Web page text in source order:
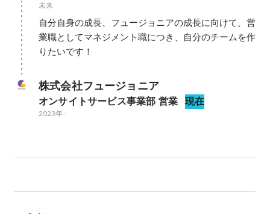
未来
自分自身の成長、フュージョニアの成長に向けて、営
業職としてマネジメント職につき、自分のチームを作
りたいです！
株式会社フュージョニア
オンサイトサービス事業部 営業 現在
2023年-